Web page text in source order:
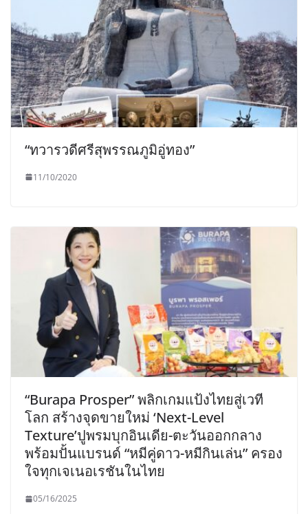
“ทวารวดีศรีสุพรรณภูมิอู่ทอง”
11/10/2020
“Burapa Prosper” พลิกเกมแป้งไทยสู่เวที
โลก สร้างจุดขายใหม่ ‘Next-Level
Texture’ปูพรมบุกอินเดีย-ตะวันออกกลาง
พร้อมปั้นแบรนด์ “หมีคู่ดาว-หมีกินเล่น” ครอง
ใจทุกเจเนอเรชันในไทย
05/16/2025